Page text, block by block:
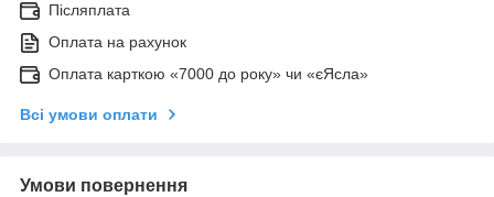
Післяплата
Оплата на рахунок
Оплата карткою «7000 до року» чи «єЯсла»
Всі умови оплати
Умови повернення